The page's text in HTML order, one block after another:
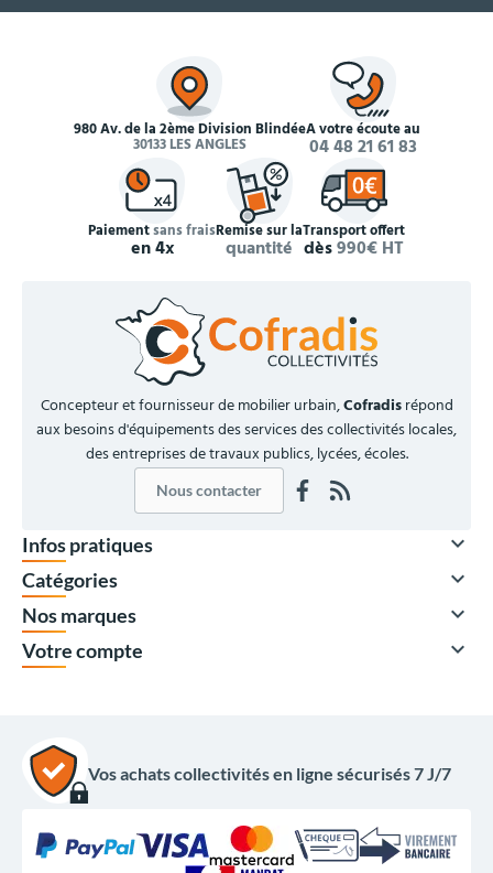
980 Av. de la 2ème Division Blindée
30133 LES ANGLES
À votre écoute au
04 48 21 61 83
Paiementsans frais
en 4x
Remise sur la
quantité
Transport offert
dès990€ HT
Concepteur et fournisseur de mobilier urbain,Cofradisrépond
aux besoins d'équipements des services des collectivités locales,
des entreprises de travaux publics, lycées, écoles.
Nous contacter
Infos pratiques 
Catégories 
Nos marques 
Votre compte 
Vos achats collectivités en ligne sécurisés 7 J/7